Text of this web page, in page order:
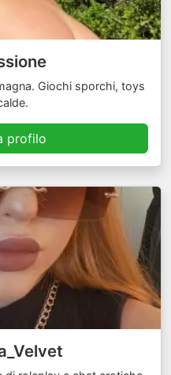
Giochi sporchi, toys
profilo